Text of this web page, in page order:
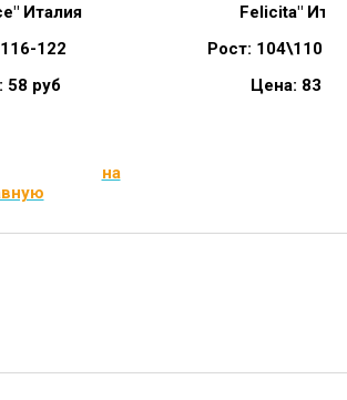
Италия
122
58 руб
Felicita"
Рост: 104\110
Цена: 83
на